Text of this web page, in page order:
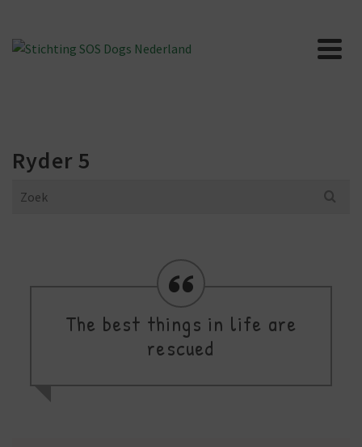
Ryder 5
Search
The best things in life are
rescued